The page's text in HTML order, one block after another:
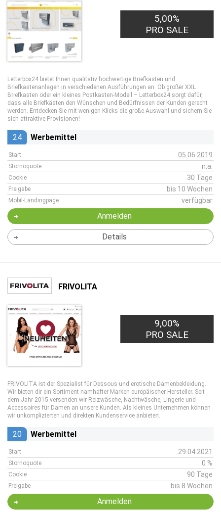
5,00%
PRO SALE
Letterbox24 bietet Ihnen qualitativ hochwertige Briefkästen und
Briefkastenanlagen in verschiedenen Ausführungen an. Ob großer XXL
Briefkasten oder ein kleines Postkasten-Modell – Letterbox24 sorgt dafür,
dass alle Briefkästen den Wünschen und Bedürfnissen der Kunden gerecht
werden. Entdecken Sie mit wenigen Klicks die große Auswahl und sichern Sie
sich attraktive Provisionen!
24 Werbemittel
Start 05.06.2019
Stornoquote n.a.
Cookie 30 Tage
Freigabe bis 10 Wochen
Mobil-Landingpage verfügbar
Anmelden
Details
FRIVOLITA
9,00%
PRO SALE
FRIVOLITA ist der Spezialist für Dessous und erotische Damenbekleidung.
Wir bieten dir ein Sortiment namhafter Marken europäischer Hersteller. Seit
dem Jahr 2015 versenden wir Reizwäsche, Nachtwäsche, Lingerie und
Accessoires für Damen an unsere Kunden. Als kleines Unternehmen können
wir unkomplizierten und direkten Kundenservice anbieten.
20 Werbemittel
Start 29.04.2021
Stornoquote 0 %
Cookie 90 Tage
Freigabe bis 8 Wochen
Anmelden